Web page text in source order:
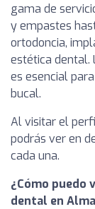
gama de
y empastes
ortodoncia,
estética dental.
es esencial
bucal.
Al visitar el
podrás ver en
cada una.
¿Cómo puedo
dental en